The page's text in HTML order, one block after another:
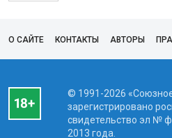
О САЙТЕ КОНТАКТЫ АВТОРЫ
© 1991-2026
зарегистрировано
свидетельство эл №
2013 года.